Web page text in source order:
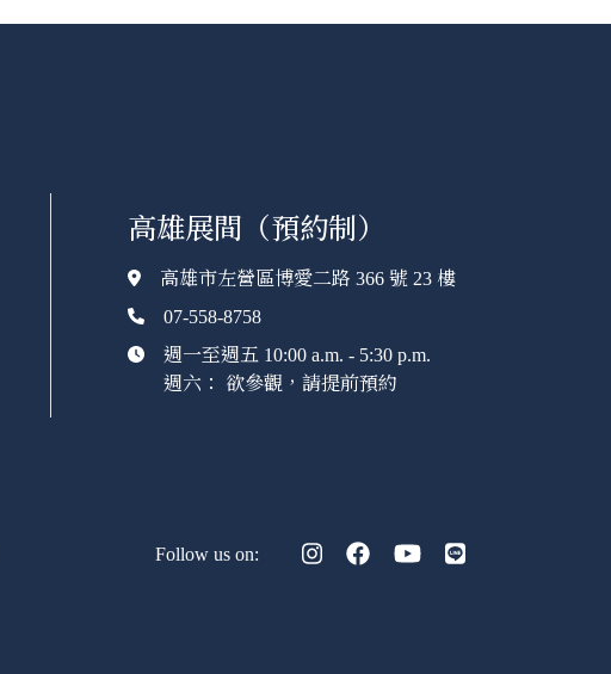
高雄展間（預約制）
高雄市左營區博愛二路 366 號 23 樓
07-558-8758
週一至週五 10:00 a.m. - 5:30 p.m.
週六： 欲參觀，請提前預約
Follow us on: